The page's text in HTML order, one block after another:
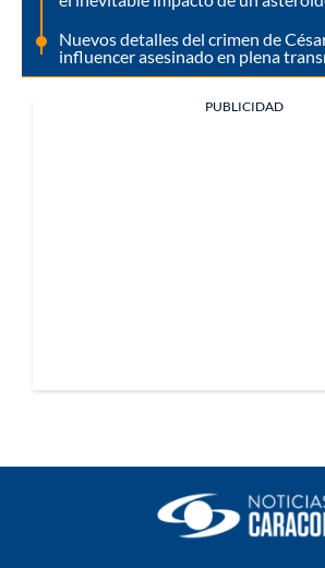
Nuevos detalles del crimen de
influencer asesinado en plena
PUBLICIDAD